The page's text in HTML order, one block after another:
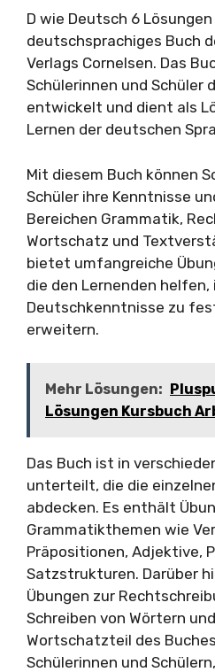
D wie Deutsch 6
deutschsprachiges Buch
Verlags Cornelsen. Das
Schülerinnen und Schüler
entwickelt und dient als
Lernen der deutschen
Mit diesem Buch können
Schüler ihre Kenntnisse
Bereichen Grammatik,
Wortschatz und
bietet umfangreiche
die den Lernenden helfen,
Deutschkenntnisse zu
erweitern.
Mehr Lösungen:
Lösungen Kursbuch
Das Buch ist in
unterteilt, die die
abdecken. Es enthält
Grammatikthemen wie
Präpositionen, Adjektive,
Satzstrukturen. Darüber
Übungen zur
Schreiben von Wörtern
Wortschatzteil des
Schülerinnen und